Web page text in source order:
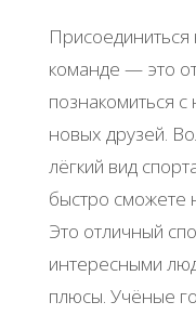
Присоединиться
команде — это
познакомиться
новых друзей.
лёгкий вид
быстро сможете
Это отличный
интересными
плюсы. Учёные